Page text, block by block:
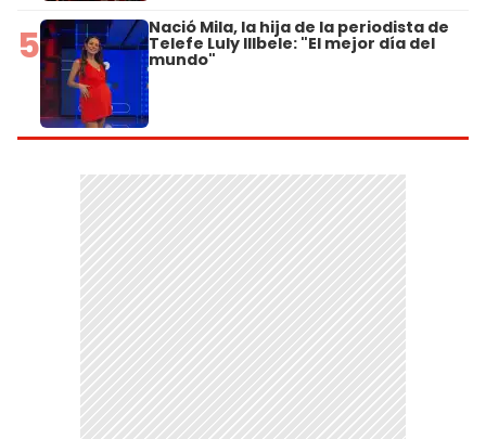
5 Nació Mila, la hija de la periodista de
Telefe Luly Illbele: "El mejor día del
mundo"